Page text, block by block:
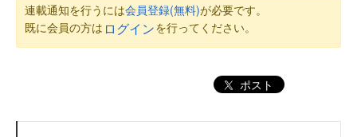
連載通知を行うには会員登録(無料)が必要です。
既に会員の方は ログインを行ってください。
ポスト